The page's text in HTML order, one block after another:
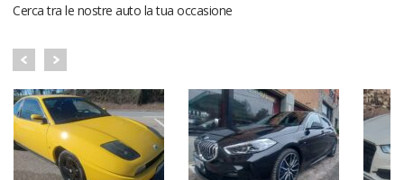
Cerca tra le nostre auto la tua occasione